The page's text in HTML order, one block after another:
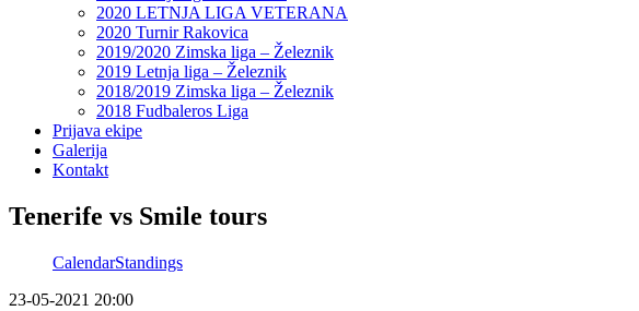
2020 LETNJA LIGA VETERANA
2020 Turnir Rakovica
2019/2020 Zimska liga – Železnik
2019 Letnja liga – Železnik
2018/2019 Zimska liga – Železnik
2018 Fudbaleros Liga
Prijava ekipe
Galerija
Kontakt
Tenerife vs Smile tours
CalendarStandings
23-05-2021 20:00